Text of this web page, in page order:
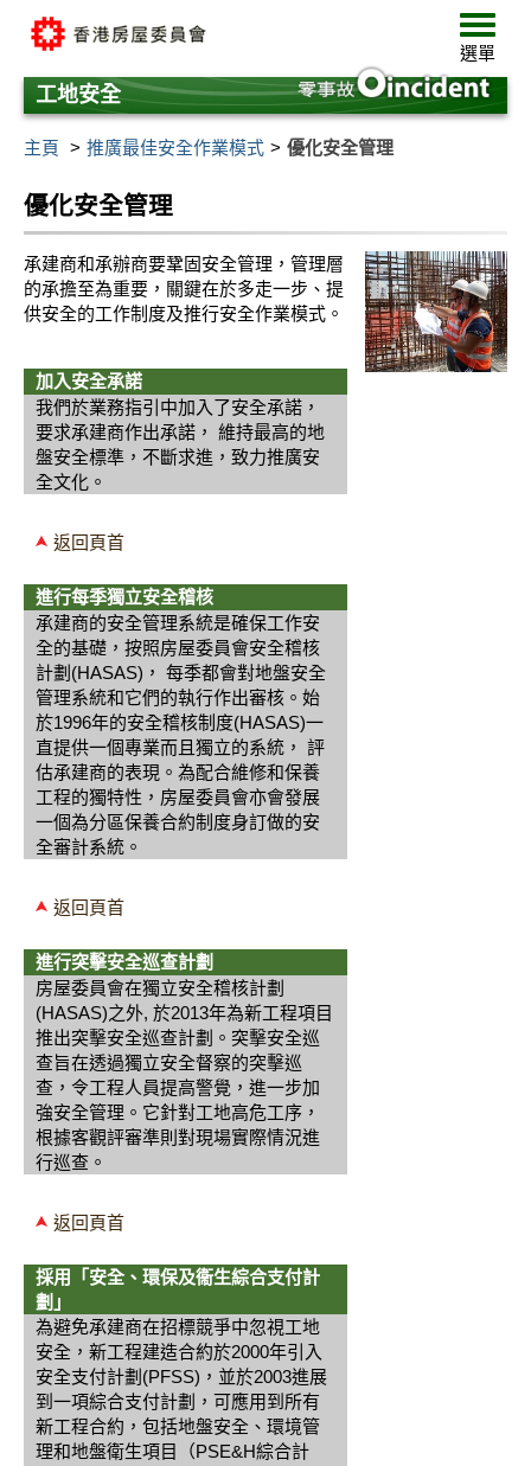
要
內
選
單
選單
工地安全
主頁 推廣最佳安全作業模式 優化安全管理
優化安全管理
承建商和承辦商要鞏固安全管理，管理層
的承擔至為重要，關鍵在於多走一步、提
供安全的工作制度及推行安全作業模式。
加入安全承諾
我們於業務指引中加入了安全承諾，
要求承建商作出承諾， 維持最高的地
盤安全標準，不斷求進，致力推廣安
全文化。
返回頁首
進行每季獨立安全稽核
承建商的安全管理系統是確保工作安
全的基礎，按照房屋委員會安全稽核
計劃(HASAS)， 每季都會對地盤安全
管理系統和它們的執行作出審核。始
於1996年的安全稽核制度(HASAS)一
直提供一個專業而且獨立的系統， 評
估承建商的表現。為配合維修和保養
工程的獨特性，房屋委員會亦會發展
一個為分區保養合約制度身訂做的安
全審計系統。
返回頁首
進行突擊安全巡查計劃
房屋委員會在獨立安全稽核計劃
(HASAS)之外, 於2013年為新工程項目
推出突擊安全巡查計劃。突擊安全巡
查旨在透過獨立安全督察的突擊巡
查，令工程人員提高警覺，進一步加
強安全管理。它針對工地高危工序，
根據客觀評審準則對現場實際情況進
行巡查。
返回頁首
採用「安全、環保及衞生綜合支付計
劃」
為避免承建商在招標競爭中忽視工地
安全，新工程建造合約於2000年引入
安全支付計劃(PFSS)，並於2003進展
到一項綜合支付計劃，可應用到所有
新工程合約，包括地盤安全、環境管
理和地盤衛生項目（PSE&H綜合計